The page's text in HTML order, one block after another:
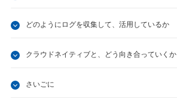
どのようにログを収集して、活用しているか
クラウドネイティブと、どう向き合っていくか
さいごに